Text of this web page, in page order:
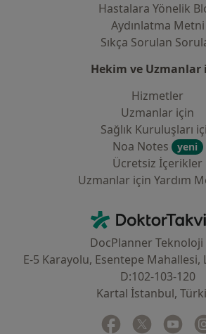
Hastalara Yönelik
Aydınlatma Metni
Sıkça Sorulan
Hekim ve Uzmanlar
Hizmetler
Uzmanlar için
Sağlık Kuruluşları
Noa Notes
yeni
Ücretsiz İçerikler
Uzmanlar için Yardım
DocPlanner Teknoloji
E-5 Karayolu, Esentepe Mahallesi,
D:102-103-120
Kartal İstanbul,
Facebook
yeni birTwitter
yeni bir